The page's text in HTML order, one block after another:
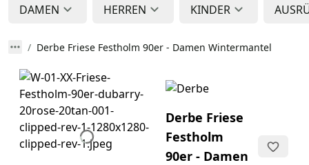
DAMEN HERREN KINDER
Derbe Friese Festholm 90er - Damen Wintermantel
Derbe Friese
Festholm
90er - Damen